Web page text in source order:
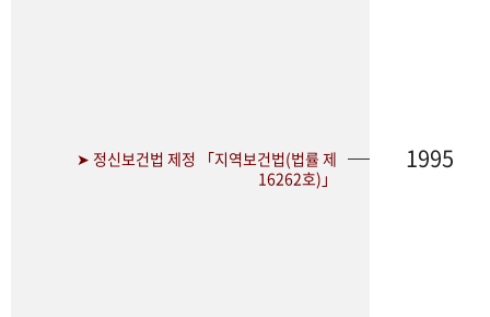
➤ 정신보건법 제정 「지역보건법(법률 제
16262호)」
1995